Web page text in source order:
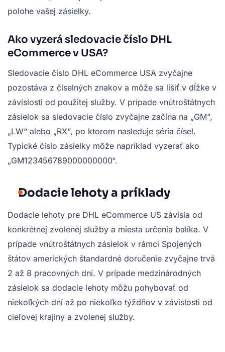
polohe vašej zásielky.
Ako vyzerá sledovacie číslo DHL
eCommerce v USA?
Sledovacie číslo DHL eCommerce USA zvyčajne
pozostáva z číselných znakov a môže sa líšiť v dĺžke v
závislosti od použitej služby. V prípade vnútroštátnych
zásielok sa sledovacie číslo zvyčajne začína na „GM“,
„LW“ alebo „RX“, po ktorom nasleduje séria čísel.
Typické číslo zásielky môže napríklad vyzerať ako
„GM123456789000000000“.
Dodacie lehoty a príklady
Dodacie lehoty pre DHL eCommerce US závisia od
konkrétnej zvolenej služby a miesta určenia balíka. V
prípade vnútroštátnych zásielok v rámci Spojených
štátov amerických štandardné doručenie zvyčajne trvá
2 až 8 pracovných dní. V prípade medzinárodných
zásielok sa dodacie lehoty môžu pohybovať od
niekoľkých dní až po niekoľko týždňov v závislosti od
cieľovej krajiny a zvolenej služby.